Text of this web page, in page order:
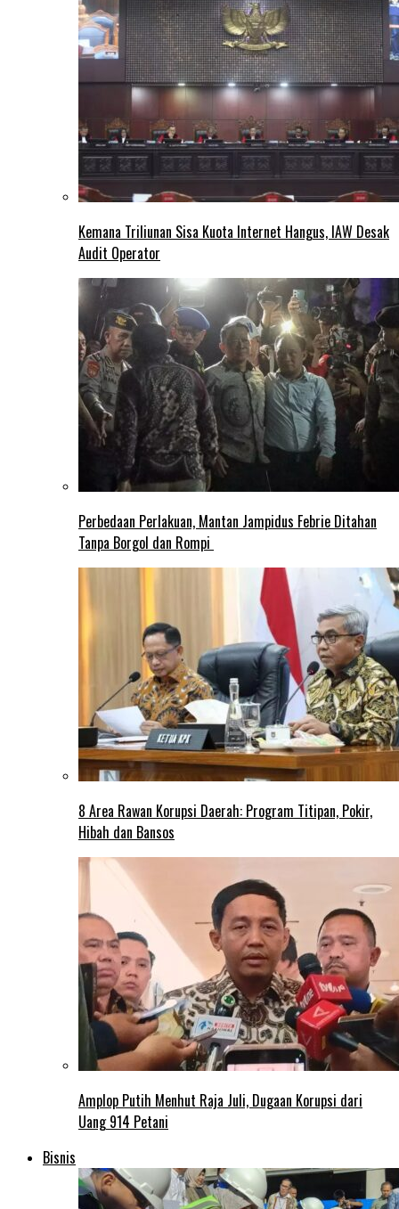
Kemana Triliunan Sisa Kuota Internet Hangus, IAW Desak
Audit Operator
Perbedaan Perlakuan, Mantan Jampidus Febrie Ditahan
Tanpa Borgol dan Rompi
8 Area Rawan Korupsi Daerah: Program Titipan, Pokir,
Hibah dan Bansos
Amplop Putih Menhut Raja Juli, Dugaan Korupsi dari
Uang 914 Petani
Bisnis